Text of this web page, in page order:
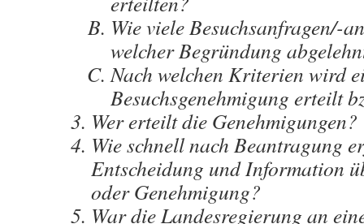
Wie viele Besuchsanfragen/-
welcher Begründung
Nach welchen Kriterien wird
Besuchsgenehmigung erteilt
Wer erteilt die Genehmigungen?
Wie schnell nach Beantragung
Entscheidung und Information
oder Genehmigung?
War die Landesregierung an